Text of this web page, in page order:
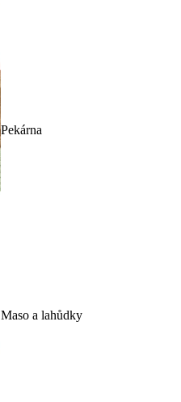
Pekárna
Maso a lahůdky